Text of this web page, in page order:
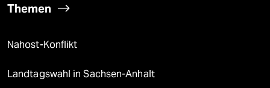
Themen
Nahost-Konflikt
Landtagswahl in Sachsen-Anhalt